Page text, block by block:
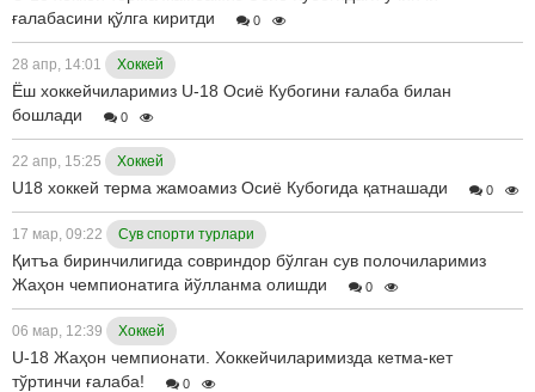
ғалабасини қўлга киритди
0
28 апр, 14:01 Хоккей
Ёш хоккейчиларимиз U-18 Осиё Кубогини ғалаба билан
бошлади
0
22 апр, 15:25 Хоккей
U18 хоккей терма жамоамиз Осиё Кубогида қатнашади 0
17 мар, 09:22 Сув спорти турлари
Қитъа биринчилигида совриндор бўлган сув полочиларимиз
Жаҳон чемпионатига йўлланма олишди
0
06 мар, 12:39 Хоккей
U-18 Жаҳон чемпионати. Хоккейчиларимизда кетма-кет
тўртинчи ғалаба!
0